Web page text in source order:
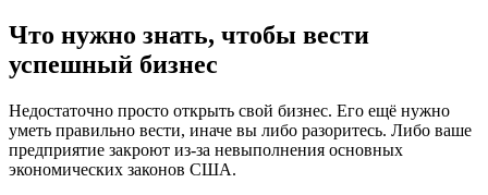
Что нужно знать, чтобы вести
успешный бизнес
Недостаточно просто открыть свой бизнес. Его ещё нужно
уметь правильно вести, иначе вы либо разоритесь. Либо ваше
предприятие закроют из-за невыполнения основных
экономических законов США.